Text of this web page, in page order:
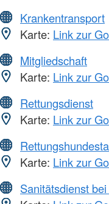
Krankentransport
Karte: Link zur
Mitgliedschaft
Karte: Link zur
Rettungsdienst
Karte: Link zur
Karte: Link zur
Sanitätsdienst